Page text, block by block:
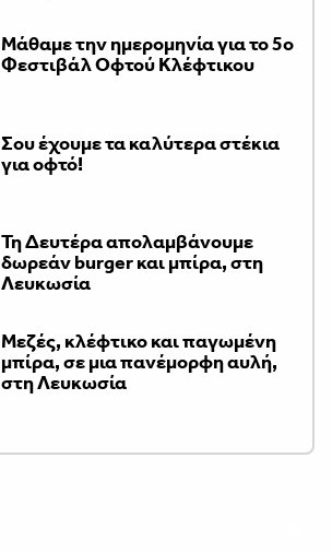
Μάθαμε την ημερομηνία για το 5ο
Φεστιβάλ Οφτού Κλέφτικου
Σου έχουμε τα καλύτερα στέκια
για οφτό!
Τη Δευτέρα απολαμβάνουμε
δωρεάν burger και μπίρα, στη
Λευκωσία
Μεζές, κλέφτικο και παγωμένη
μπίρα, σε μια πανέμορφη αυλή,
στη Λευκωσία